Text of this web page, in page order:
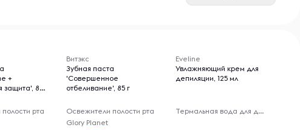
+
защита', 85
рта
Витэкс
Зубная паста
'Совершенное
отбеливание', 85 г
Освежители полости рта
Glory Planet
Eveline
Увлажняющий крем для
депиляции, 125 мл
Термальная вода для депиляции